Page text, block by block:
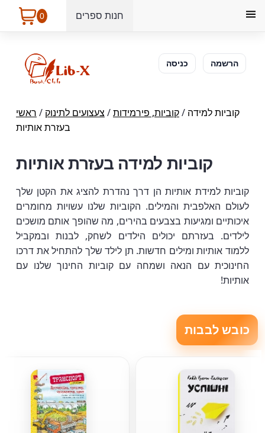
0 חנות ספרים
כניסה הרשמה
ראשי / צעצועים לתינוק /קוביות, פירמידות/ קוביות למידה
בעזרת אותיות
קוביות למידה בעזרת אותיות
קוביות למידת אותיות הן דרך נהדרת להציג את הקטן שלך
לעולם האלפבית והמילים. הקוביות שלנו עשויות מחומרים
איכותיים ומגיעות בצבעים בהירים, מה שהופך אותם מושכים
לילדים. בעזרתם יכולים הילדים לשחק, לבנות ובמקביל
ללמוד אותיות ומילים חדשות. תן לילד שלך להתחיל את דרכו
החינוכית עם הנאה ושמחה עם קוביות החינוך שלנו עם
אותיות!
כובש לבבות